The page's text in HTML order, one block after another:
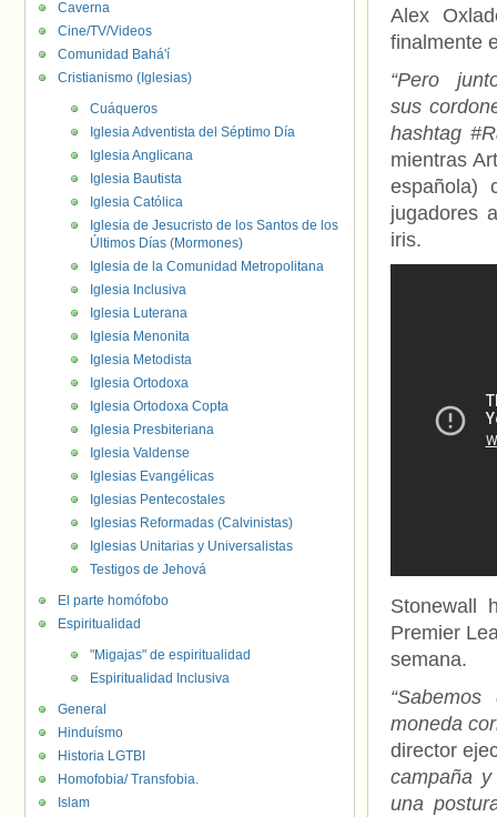
Alex
finalmente
“Pero
sus
hashtag
mientras
española)
jugadores
iris.
Stonewall
Premier
semana.
moneda
director
campaña
una
Caverna
Cine/TV/Videos
Comunidad Bahá'í
Cristianismo (Iglesias)
Cuáqueros
Iglesia Adventista del Séptimo Día
Iglesia Anglicana
Iglesia Bautista
Iglesia Católica
Iglesia de Jesucristo de los Santos de los
Últimos Días (Mormones)
Iglesia de la Comunidad Metropolitana
Iglesia Inclusiva
Iglesia Luterana
Iglesia Menonita
Iglesia Metodista
Iglesia Ortodoxa
Iglesia Ortodoxa Copta
Iglesia Presbiteriana
Iglesia Valdense
Iglesias Evangélicas
Iglesias Pentecostales
Iglesias Reformadas (Calvinistas)
Iglesias Unitarias y Universalistas
Testigos de Jehová
El parte homófobo
Espiritualidad
"Migajas" de espiritualidad
Espiritualidad Inclusiva
General
Hinduísmo
Historia LGTBI
Homofobia/ Transfobia.
Islam